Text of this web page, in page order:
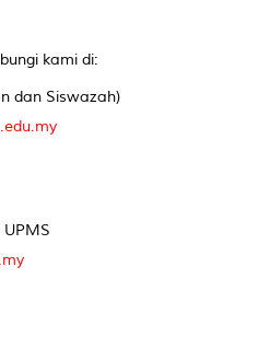
kami di:
dan Siswazah)